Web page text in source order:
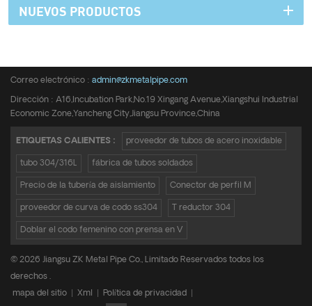
NUEVOS PRODUCTOS
Correo electrónico : admin@zkmetalpipe.com
Dirección : A16,Incubation Park,No.19 Xingang Avenue,Xiangshui Industrial
Economic Zone,Yancheng City,Jiangsu Province,China
ETIQUETAS CALIENTES : proveedor de tubos de acero inoxidable
tubo 304/316L fábrica de tubos soldados
Precio de la tubería de aislamiento Conector de perfil M
proveedor de curva de codo ss304 T reductor 304
Doblar el codo femenino con prensa en V
© 2026 Jiangsu ZK Metal Pipe Co., Limitado Reservados todos los
derechos .
mapa del sitio
Xml Política de privacidad